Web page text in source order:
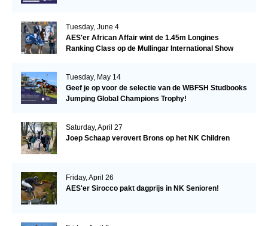
Tuesday, June 4
AES'er African Affair wint de 1.45m Longines
Ranking Class op de Mullingar International Show
Tuesday, May 14
Geef je op voor de selectie van de WBFSH Studbooks
Jumping Global Champions Trophy!
Saturday, April 27
Joep Schaap verovert Brons op het NK Children
Friday, April 26
AES'er Sirocco pakt dagprijs in NK Senioren!